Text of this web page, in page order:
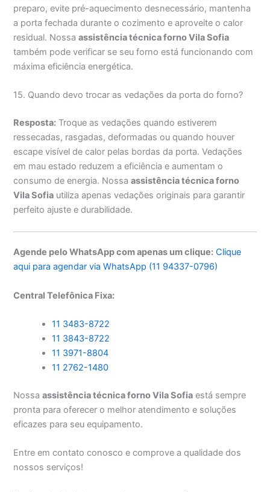
preparo, evite pré-aquecimento desnecessário, mantenha
a porta fechada durante o cozimento e aproveite o calor
residual. Nossaassistência técnica forno Vila Sofia
também pode verificar se seu forno está funcionando com
máxima eficiência energética.
15. Quando devo trocar as vedações da porta do forno?
Resposta: Troque as vedações quando estiverem
ressecadas, rasgadas, deformadas ou quando houver
escape visível de calor pelas bordas da porta. Vedações
em mau estado reduzem a eficiência e aumentam o
consumo de energia. Nossaassistência técnica forno
Vila Sofia utiliza apenas vedações originais para garantir
perfeito ajuste e durabilidade.
Agende pelo WhatsApp com apenas um clique: Clique
aqui para agendar via WhatsApp (11 94337-0796)
Central Telefônica Fixa:
11 3483-8722
11 3843-8722
11 3971-8804
11 2762-1480
Nossaassistência técnica forno Vila Sofia está sempre
pronta para oferecer o melhor atendimento e soluções
eficazes para seu equipamento.
Entre em contato conosco e comprove a qualidade dos
nossos serviços!